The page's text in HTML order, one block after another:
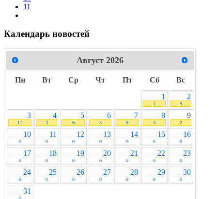
11
Календарь новостей
Август 2026
Пн Вт Ср Чт Пт Сб Вс
1
1
2
9
3
11
4
4
5
6
6
3
7
9
8
3
9
2
10
0
11
0
12
0
13
0
14
0
15
0
16
0
17
0
18
0
19
0
20
0
21
0
22
0
23
0
24
0
25
0
26
0
27
0
28
0
29
0
30
0
31